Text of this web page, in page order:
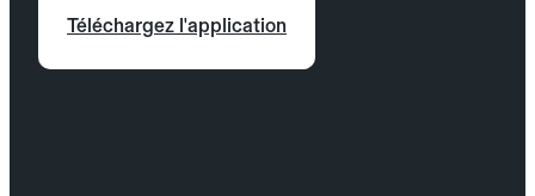
Téléchargez l'application